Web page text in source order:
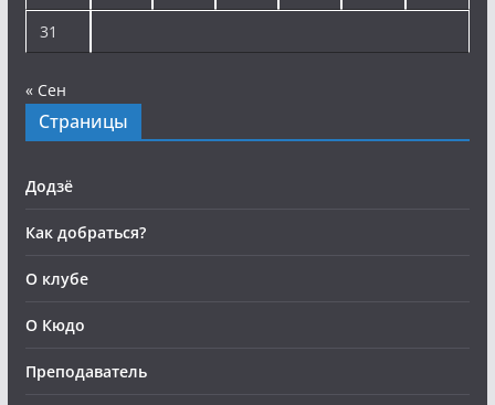
31
« Сен
Страницы
Додзё
Как добраться?
О клубе
О Кюдо
Преподаватель